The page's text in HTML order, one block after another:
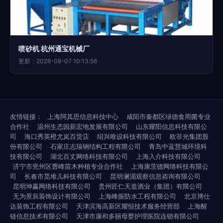
喷砂机 杭州通宝机械厂
更新：2026-08-07 10:13:56
友情链接： 上海阿其思信息科技中心
咸阳市秦都区绿德食用菌专业
合作社
温州生态园新宏地发展有限公司
山东耀阳信息科技有限公
司
海口秀英橙尤岚百货店 绍兴唯设科技有限公司
欧菲光集团股
份有限公司
石家庄志瑞钢结构工程有限公司
青岛中蓝慧城环境科
技有限公司
湖北百丈网络科技有限公司
上海入介科技有限公司
济宁市兖州区曹峰苗木种植专业合作社
上海康茨德网络科技有限公
司
长春市觅堆儿科技有限公司
昆明澜湄观察信息咨询有限公司
昆明坤赢网络科技有限公司
贵州匠仁天造酒业（集团）有限公司
无为景辰装饰设计有限公司
上海峰振防水工程有限公司
北京博仕
达装饰工程有限公司
天津滨海高新区耀恒技术服务经营部
上海醒
链信息技术有限公司
天津市康和多丽母婴护理医院连锁有限公司